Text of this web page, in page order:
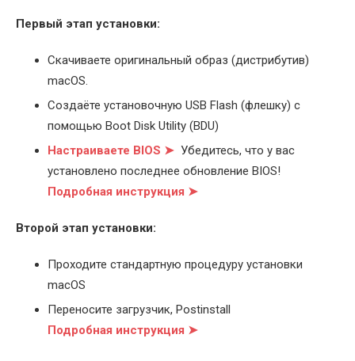
Первый этап установки:
Скачиваете оригинальный образ (дистрибутив)
macOS.
Создаёте установочную USB Flash (флешку) с
помощью Boot Disk Utility (BDU)
Настраиваете BIOS ➤ Убедитесь, что у вас
установлено последнее обновление BIOS!
Подробная инструкция ➤
Второй этап установки:
Проходите стандартную процедуру установки
macOS
Переносите загрузчик, Postinstall
Подробная инструкция ➤